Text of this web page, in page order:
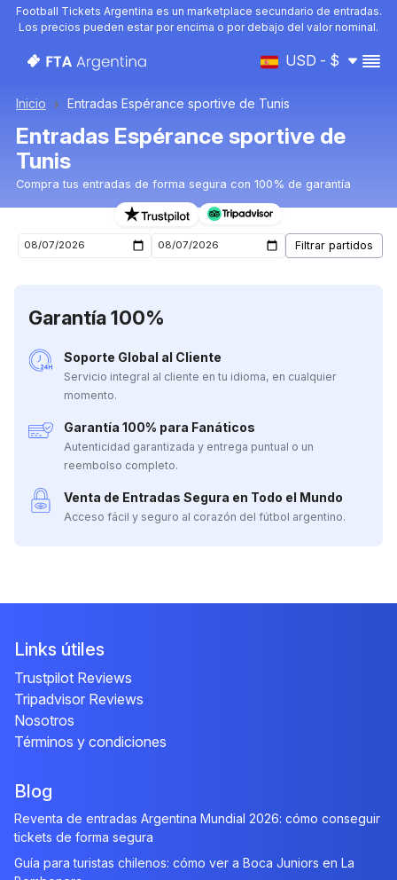
Football Tickets Argentina es un marketplace secundario de entradas.
Los precios pueden estar por encima o por debajo del valor nominal.
USD - $
Inicio Entradas Espérance sportive de Tunis
Entradas Espérance sportive de
Tunis
Compra tus entradas de forma segura con 100% de garantía
Entradas para el próximo partido de Espérance
Garantía 100%
Soporte Global al Cliente
Servicio integral al cliente en tu idioma, en cualquier
momento.
Garantía 100% para Fanáticos
Autenticidad garantizada y entrega puntual o un
reembolso completo.
Venta de Entradas Segura en Todo el Mundo
Acceso fácil y seguro al corazón del fútbol argentino.
Links útiles
Trustpilot Reviews
Tripadvisor Reviews
Nosotros
Términos y condiciones
Blog
Reventa de entradas Argentina Mundial 2026: cómo conseguir
tickets de forma segura
Guía para turistas chilenos: cómo ver a Boca Juniors en La